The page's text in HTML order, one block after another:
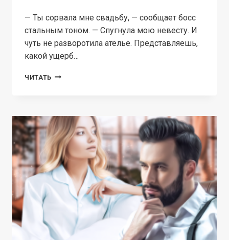
— Ты сорвала мне свадьбу, — сообщает босс
стальным тоном. — Спугнула мою невесту. И
чуть не разворотила ателье. Представляешь,
какой ущерб…
ЧИТАТЬ ЛИЧНАЯ
НЕ
БУДЕТ!